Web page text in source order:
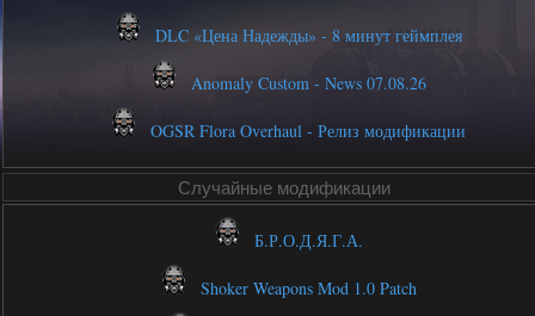
DLC «Цена Надежды» - 8 минут геймплея
Anomaly Custom - News 07.08.26
OGSR Flora Overhaul - Релиз модификации
Случайные модификации
Б.Р.О.Д.Я.Г.А.
Shoker Weapons Mod 1.0 Patch